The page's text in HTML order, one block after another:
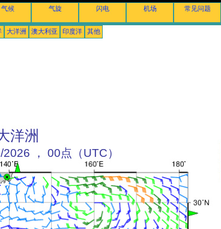
气候 气旋 闪电 机场 常见问题
大洋洲 澳大利亚 印度洋 其他
洋洲
， 00点（UTC）